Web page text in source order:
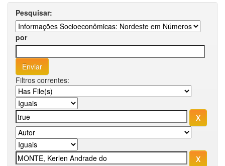
Pesquisar:
por
Filtros correntes: